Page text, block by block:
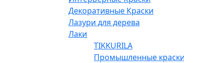
Декоративные Краски
Лазури для дерева
Лаки
TIKKURILA
Промышленные краски